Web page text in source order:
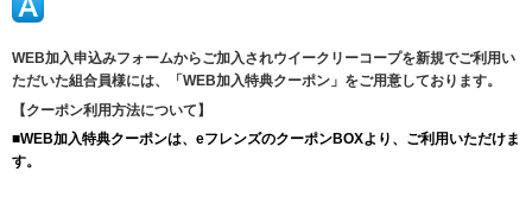
WEB加入申込みフォームからご加入されウイークリーコープを新規でご利用い
ただいた組合員様には、「WEB加入特典クーポン」をご用意しております。
【クーポン利用方法について】
■WEB加入特典クーポンは、eフレンズのクーポンBOXより、ご利用いただけま
す。